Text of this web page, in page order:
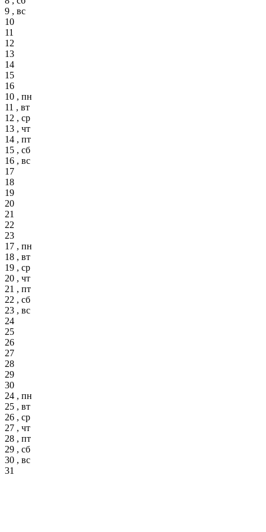
9 , вс
10
11
12
13
14
15
16
10 , пн
11 , вт
12 , ср
13 , чт
14 , пт
15 , сб
16 , вс
17
18
19
20
21
22
23
17 , пн
18 , вт
19 , ср
20 , чт
21 , пт
22 , сб
23 , вс
24
25
26
27
28
29
30
24 , пн
25 , вт
26 , ср
27 , чт
28 , пт
29 , сб
30 , вс
31